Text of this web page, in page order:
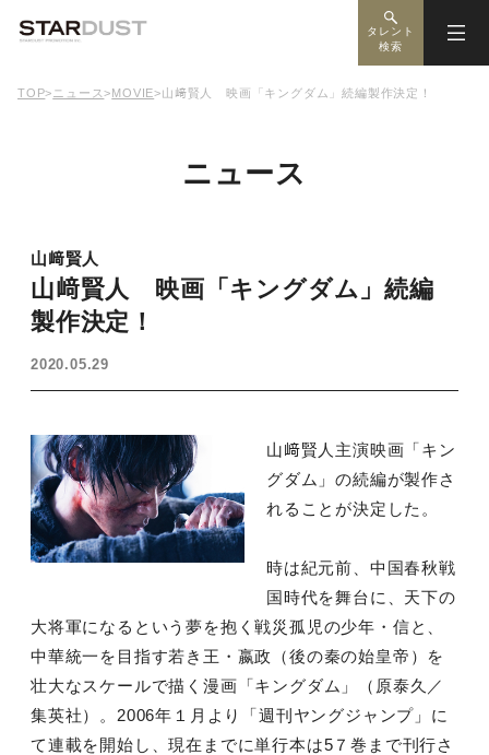
タレント
検索
TOP> ニュース>MOVIE>山﨑賢人 映画「キングダム」続編製作決定！
ニュース
山﨑賢人
山﨑賢人 映画「キングダム」続編
製作決定！
2020.05.29
山﨑賢人主演映画「キン
グダム」の続編が製作さ
れることが決定した。
時は紀元前、中国春秋戦
国時代を舞台に、天下の
大将軍になるという夢を抱く戦災孤児の少年・信と、
中華統一を目指す若き王・嬴政（後の秦の始皇帝）を
壮大なスケールで描く漫画「キングダム」（原泰久／
集英社）。2006年１月より「週刊ヤングジャンプ」に
て連載を開始し、現在までに単行本は5７巻まで刊行さ